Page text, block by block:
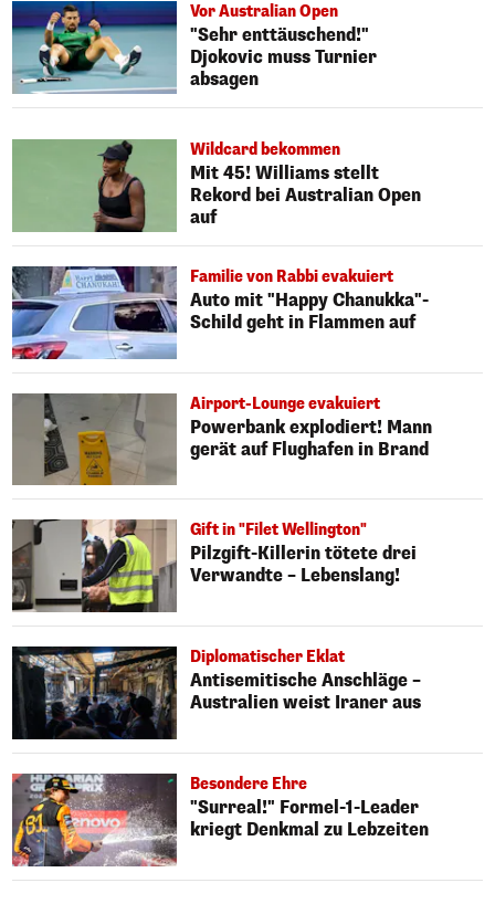
Vor Australian Open
"Sehr enttäuschend!"
Djokovic muss Turnier
absagen
Wildcard bekommen
Mit 45! Williams stellt
Rekord bei Australian Open
auf
Familie von Rabbi evakuiert
Auto mit "Happy Chanukka"-
Schild geht in Flammen auf
Airport-Lounge evakuiert
Powerbank explodiert! Mann
gerät auf Flughafen in Brand
Gift in "Filet Wellington"
Pilzgift-Killerin tötete drei
Verwandte – Lebenslang!
Diplomatischer Eklat
Antisemitische Anschläge –
Australien weist Iraner aus
Besondere Ehre
"Surreal!" Formel-1-Leader
kriegt Denkmal zu Lebzeiten